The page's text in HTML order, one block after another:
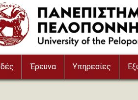
Έρευνα Υπηρεσίες